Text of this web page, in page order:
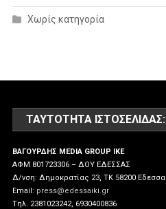
Χωρίς κατηγορία
ΤΑΥΤΌΤΗΤΑ ΙΣΤΟΣΕΛΊΔΑΣ:
ΒΑΓΟΥΡΔΗΣ MEDIA GROUP IKE
ΑΦΜ 801723306 – ΔΟΥ ΕΔΕΣΣΑΣ
Δ/νση: Δημοκρατίας 23, ΤΚ 58200 Εδεσσα
Email: press@edessaiki.gr
Tηλ. 2381023242, 6930400836